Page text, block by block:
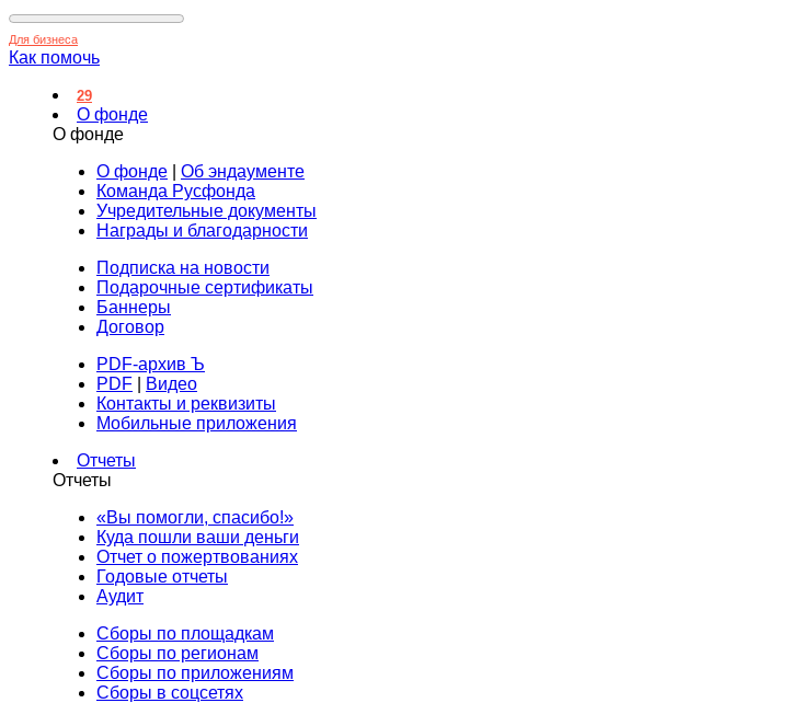
Для бизнеса
Как помочь
29
О фонде
О фонде
О фонде
Об эндаументе
Команда Русфонда
Учредительные документы
Награды и благодарности
Подписка на новости
Подарочные сертификаты
Баннеры
Договор
PDF-архив Ъ
PDF
Видео
Контакты и реквизиты
Мобильные приложения
Отчеты
Отчеты
«Вы помогли, спасибо!»
Куда пошли ваши деньги
Отчет о пожертвованиях
Годовые отчеты
Аудит
Сборы по площадкам
Сборы по регионам
Сборы по приложениям
Сборы в соцсетях